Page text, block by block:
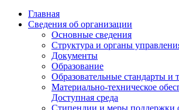
Главная
Сведения об организации
Основные сведения
Структура и органы
Документы
Образование
Образовательные стандарты и
Материально-техническое
Доступная среда